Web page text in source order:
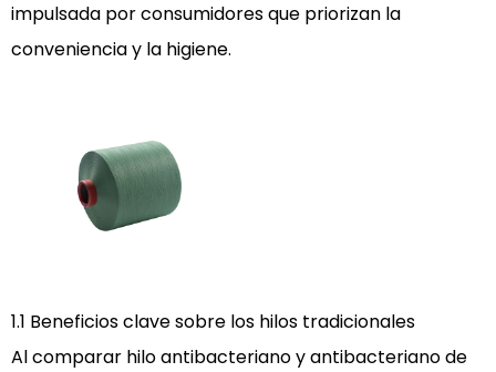
hilos
tradicionales
mejores
aplicaciones
poliéster
especializados
impulsada por consumidores que priorizan la
conveniencia y la higiene.
1.1 Beneficios clave sobre los hilos tradicionales
Al comparar hilo antibacteriano y antibacteriano de